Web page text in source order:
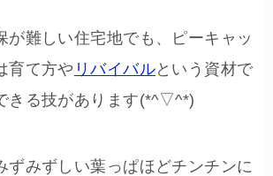
が難しい住宅地でも、ピーキャッ
育て方や リバイバルという資材で
きる技があります(*^▽^*)
ずみずしい葉っぱほどチンチンに